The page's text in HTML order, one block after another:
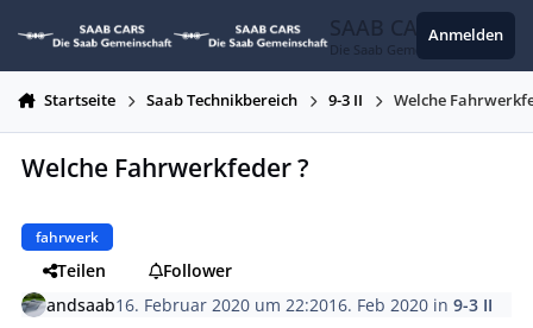
SAAB CARS
Die Saab Gemeinschaft
Anmelden
Startseite Saab Technikbereich 9-3 II Welche
Welche Fahrwerkfeder ?
fahrwerk
Teilen
Follower
andsaab16. Februar 2020 um 22:2016. Feb 2020 in9-3 II